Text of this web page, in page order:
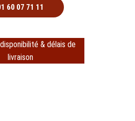
60 07 71 11
& délais de
livraison